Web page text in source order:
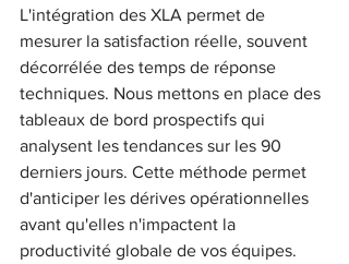
L'intégration des XLA permet de
mesurer la satisfaction réelle, souvent
décorrélée des temps de réponse
techniques. Nous mettons en place des
tableaux de bord prospectifs qui
analysent les tendances sur les 90
derniers jours. Cette méthode permet
d'anticiper les dérives opérationnelles
avant qu'elles n'impactent la
productivité globale de vos équipes.